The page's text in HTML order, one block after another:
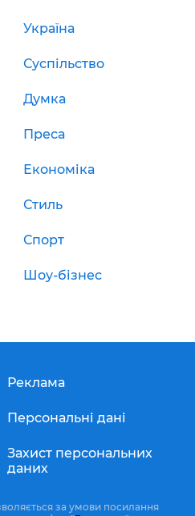
Україна
Суспільство
Думка
Преса
Економіка
Стиль
Спорт
Шоу-бізнес
Реклама
Персональні дані
Захист персональних
даних
за умови посилання